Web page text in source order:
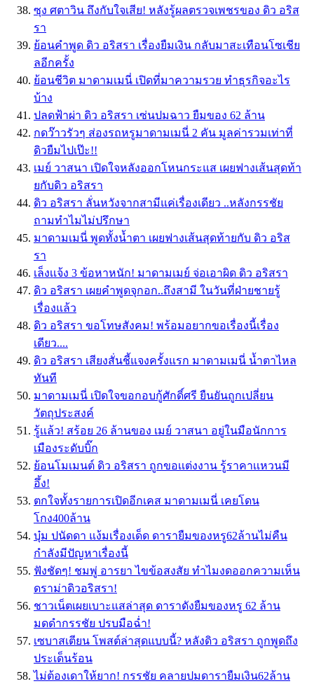
ซุง ศตาวิน ถึงกับใจเสีย! หลังรู้ผลตรวจเพชรของ ดิว อริส
รา
ย้อนคำพูด ดิว อริสรา เรื่องยืมเงิน กลับมาสะเทือนโซเชีย
ลอีกครั้ง
ย้อนชีวิต มาดามเมนี่ เปิดที่มาความรวย ทำธุรกิจอะไร
บ้าง
ปลดฟ้าผ่า ดิว อริสรา เซ่นปมฉาว ยืมของ 62 ล้าน
กดว๊าวรัวๆ ส่องรถหรูมาดามเมนี่ 2 คัน มูลค่ารวมเท่าที่
ดิวยืมไปเป๊ะ!!
เมย์ วาสนา เปิดใจหลังออกโหนกระแส เผยฟางเส้นสุดท้า
ยกับดิว อริสรา
ดิว อริสรา ลั่นหวังจากสามีแค่เรื่องเดียว ..หลังกรรชัย
ถามทำไมไม่ปรึกษา
มาดามเมนี่ พูดทั้งน้ำตา เผยฟางเส้นสุดท้ายกับ ดิว อริส
รา
เล็งเเจ้ง 3 ข้อหาหนัก! มาดามเมย์ จ่อเอาผิด ดิว อริสรา
ดิว อริสรา เผยคำพูดจุกอก..ถึงสามี ในวันที่ฝ่ายชายรู้
เรื่องแล้ว
ดิว อริสรา ขอโทษสังคม! พร้อมอยากขอเรื่องนี้เรื่อง
เดียว....
ดิว อริสรา เสียงสั่นชี้แจงครั้งแรก มาดามเมนี่ น้ำตาไหล
ทันที
มาดามเมนี่ เปิดใจขอกอบกู้ศักดิ์ศรี ยืนยันถูกเปลี่ยน
วัตถุประสงค์
รู้เเล้ว! สร้อย 26 ล้านของ เมย์ วาสนา อยู่ในมือนักการ
เมืองระดับบิ๊ก
ย้อนโมเมนต์ ดิว อริสรา ถูกขอเเต่งงาน รู้ราคาเเหวนมี
อึ้ง!
ตกใจทั้งรายการเปิดอีกเคส มาดามเมนี่ เคยโดน
โกง400ล้าน
บุ๋ม ปนัดดา แง้มเรื่องเด็ด ดารายืมของหรู62ล้านไม่คืน
กำลังมีปัญหาเรื่องนี้
ฟังชัดๆ! ชมพู่ อารยา ไขข้อสงสัย ทำไมงดออกความเห็น
ดราม่าดิวอริสรา!
ชาวเน็ตเผยเบาะแสล่าสุด ดาราดังยืมของหรู 62 ล้าน
มดดำกรรชัย ปรบมือฉ่ำ!
เซบาสเตียน โพสต์ล่าสุดแบบนี้? หลังดิว อริสรา ถูกพูดถึง
ประเด็นร้อน
ไม่ต้องเดาให้ยาก! กรรชัย คลายปมดารายืมเงิน62ล้าน